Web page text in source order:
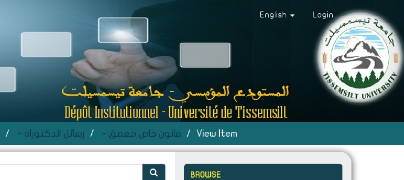
English Login
- رسائل الدكتوراه - قانون خاص معمق View Item
BROWSE